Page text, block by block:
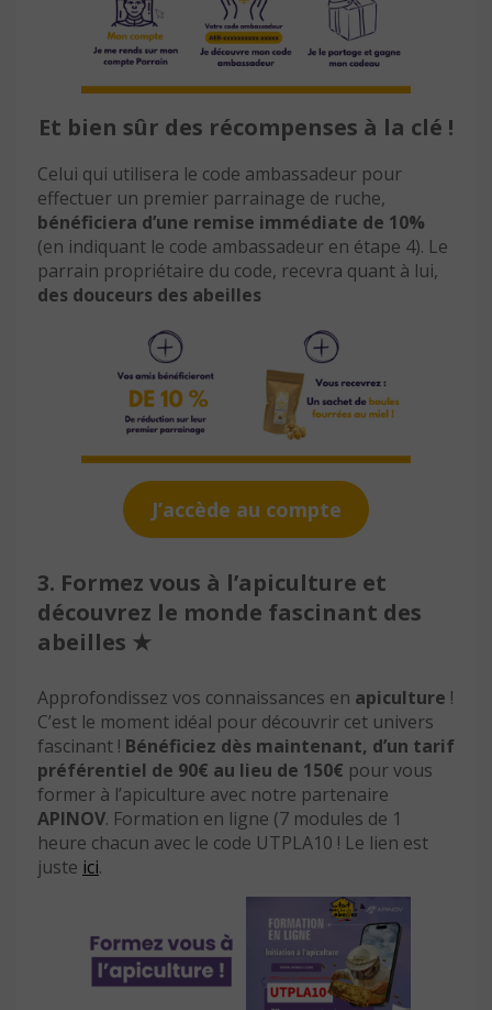
Et bien sûr des récompenses à la clé !
Celui qui utilisera le code ambassadeur pour
effectuer un premier parrainage de ruche,
bénéficiera d’une remise immédiate de 10%
(en indiquant le code ambassadeur en étape 4). Le
parrain propriétaire du code, recevra quant à lui,
des douceurs des abeilles
J’accède au compte
3. Formez vous à l’apiculture et
découvrez le monde fascinant des
abeilles ★
Approfondissez vos connaissances en apiculture !
C’est le moment idéal pour découvrir cet univers
fascinant ! Bénéficiez dès maintenant, d’un tarif
préférentiel de 90€ au lieu de 150€ pour vous
former à l’apiculture avec notre partenaire
APINOV. Formation en ligne (7 modules de 1
heure chacun avec le code UTPLA10 ! Le lien est
juste ici.